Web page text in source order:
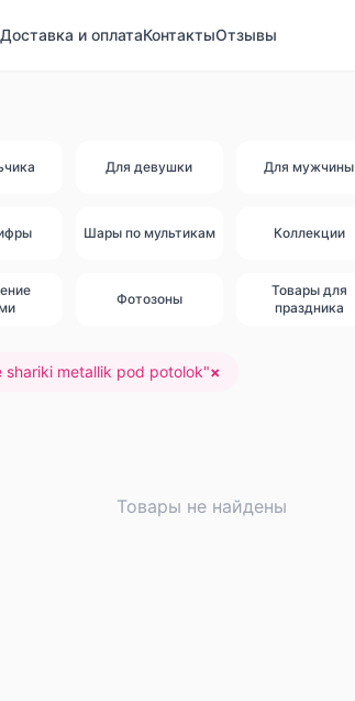
Доставка и оплатаКонтактыОтзывы
Для девушки Для мужчины
Шары по мультикам Коллекции
Фотозоны
Товары для
праздника
metallik pod potolok"×
Товары не найдены